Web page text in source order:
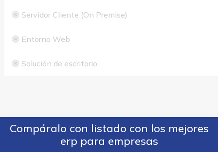
Servidor Cliente (On Premise)
Entorno Web
Solución de escritorio
Compáralo con listado con los mejores
erp para empresas